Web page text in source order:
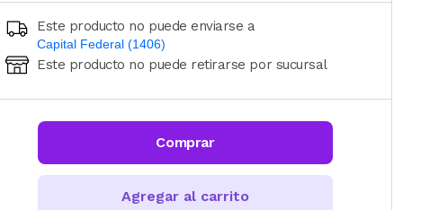
Este producto no puede enviarse a
Capital Federal (1406)
Ingresá código postal (sólo números)
CALCULAR
Este producto no puede retirarse por sucursal
Comprar
Agregar al carrito